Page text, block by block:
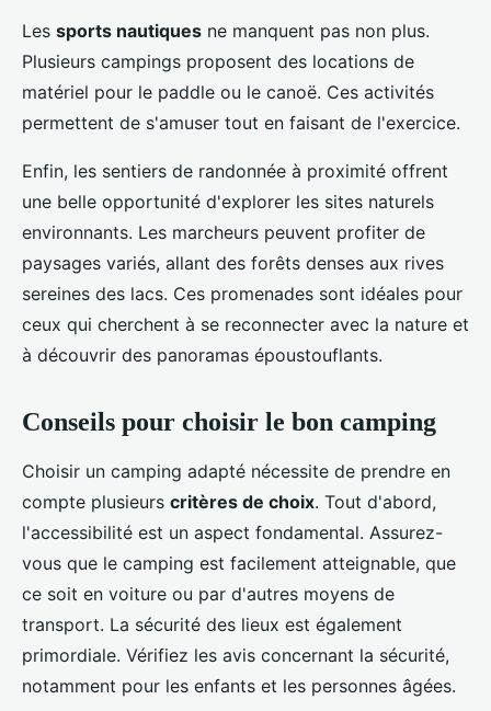
Les sports nautiques ne manquent pas non plus.
Plusieurs campings proposent des locations de
matériel pour le paddle ou le canoë. Ces activités
permettent de s'amuser tout en faisant de l'exercice.
Enfin, les sentiers de randonnée à proximité offrent
une belle opportunité d'explorer les sites naturels
environnants. Les marcheurs peuvent profiter de
paysages variés, allant des forêts denses aux rives
sereines des lacs. Ces promenades sont idéales pour
ceux qui cherchent à se reconnecter avec la nature et
à découvrir des panoramas époustouflants.
Conseils pour choisir le bon camping
Choisir un camping adapté nécessite de prendre en
compte plusieurs critères de choix. Tout d'abord,
l'accessibilité est un aspect fondamental. Assurez-
vous que le camping est facilement atteignable, que
ce soit en voiture ou par d'autres moyens de
transport. La sécurité des lieux est également
primordiale. Vérifiez les avis concernant la sécurité,
notamment pour les enfants et les personnes âgées.